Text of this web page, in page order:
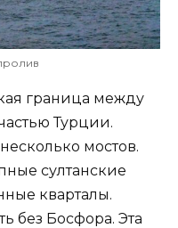
граница между
Турции.
мостов.
султанские
кварталы.
без Босфора. Эта